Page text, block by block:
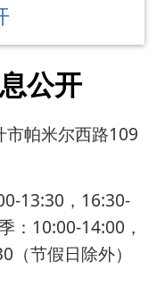
西路109
，16:30-
14:00，
日除外）